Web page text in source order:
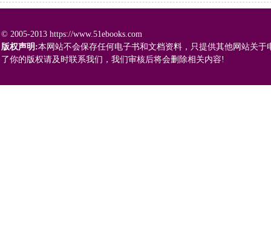
© 2005-2013 https://www.51ebooks.com
版权声明:本网站不会保存任何电子书和文档资料，只提供其他网站关
了你的版权请及时联系我们，我们审核后将会删除相关内容!